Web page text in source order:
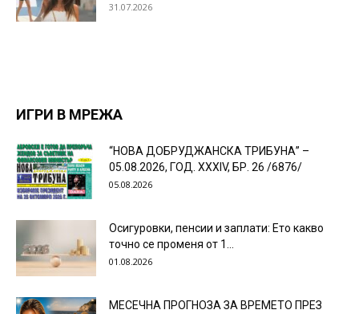
31.07.2026
ИГРИ В МРЕЖА
“НОВА ДОБРУДЖАНСКА ТРИБУНА” –
05.08.2026, ГОД. XXХIV, БР. 26 /6876/
05.08.2026
Осигуровки, пенсии и заплати: Ето какво
точно се променя от 1...
01.08.2026
МЕСЕЧНА ПРОГНОЗА ЗА ВРЕМЕТО ПРЕЗ